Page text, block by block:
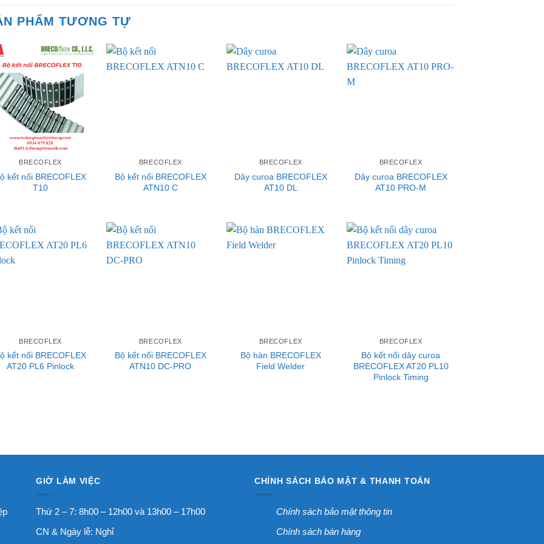
PHẨM TƯƠNG TỰ
BRECOFLEX
kết nối BRECOFLEX
T10
BRECOFLEX
Bộ kết nối BRECOFLEX
ATN10 C
BRECOFLEX
Dây curoa BRECOFLEX
AT10 DL
BRECOFLEX
Dây curoa BRECOFLEX
AT10 PRO-M
BRECOFLEX
kết nối BRECOFLEX
AT20 PL6 Pinlock
BRECOFLEX
Bộ kết nối BRECOFLEX
ATN10 DC-PRO
BRECOFLEX
Bộ hàn BRECOFLEX
Field Welder
BRECOFLEX
Bộ kết nối dây curoa
BRECOFLEX AT20 PL10
Pinlock Timing
GIỜ LÀM VIỆC
Thứ 2 – 7: 8h00 – 12h00 và 13h00 – 17h00
CN & Ngày lễ: Nghỉ
CHÍNH SÁCH BẢO MẬT & THANH TOÁN
Chính sách bảo mật thông tin
Chính sách bán hàng